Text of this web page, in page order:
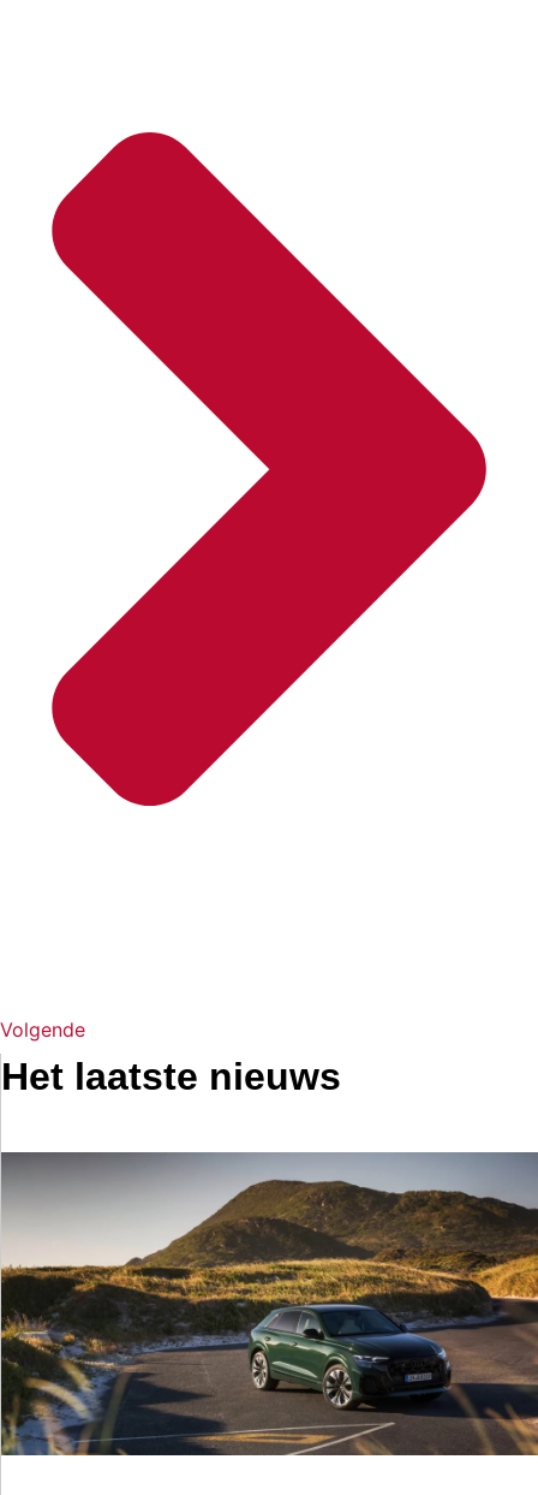
Volgende
Het laatste nieuws